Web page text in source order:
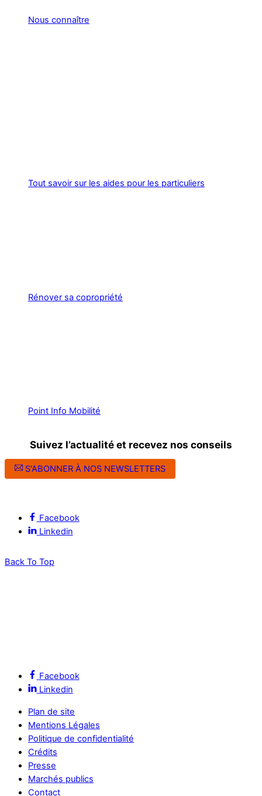
Nous connaître
Tout savoir sur les aides pour les particuliers
Rénover sa copropriété
Point Info Mobilité
Suivez l’actualité et recevez nos conseils
S'ABONNER À NOS NEWSLETTERS
Facebook
Linkedin
Back To Top
Facebook
Linkedin
Plan de site
Mentions Légales
Politique de confidentialité
Crédits
Presse
Marchés publics
Contact